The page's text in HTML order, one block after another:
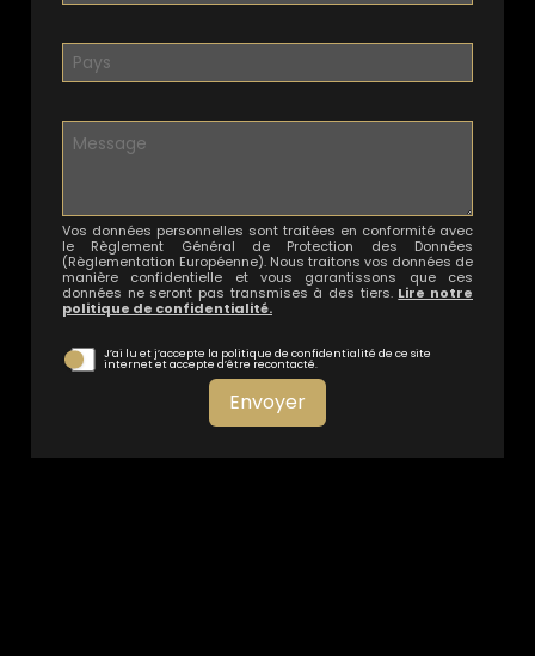
Vos données personnelles sont traitées en conformité avec
le Règlement Général de Protection des Données
(Règlementation Européenne). Nous traitons vos données de
manière confidentielle et vous garantissons que ces
données ne seront pas transmises à des tiers. Lire notre
politique de confidentialité.
J’ai lu et j’accepte la politique de confidentialité de ce site
internet et accepte d’être recontacté.
Envoyer